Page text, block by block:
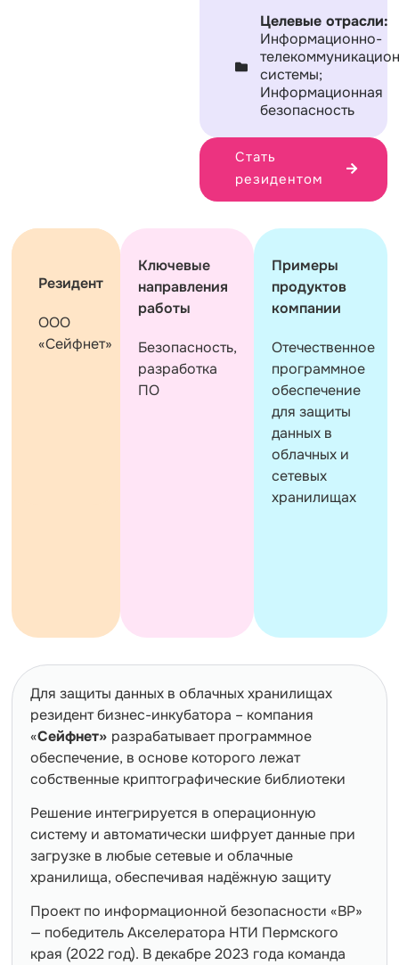
Целевые отрасли:
Информационно-
системы;
Информационная
безопасность
Стать
резидентом
Резидент
ООО
«Сейфнет»
Ключевые
направления
работы
Безопасность,
разработка
ПО
Примеры
продуктов
компании
Отечественное
программное
обеспечение
для защиты
данных в
облачных и
сетевых
хранилищах
Для защиты данных в облачных хранилищах
резидент бизнес-инкубатора – компания
«Сейфнет» разрабатывает программное
обеспечение, в основе которого лежат
собственные криптографические библиотеки
Решение интегрируется в операционную
систему и автоматически шифрует данные при
загрузке в любые сетевые и облачные
хранилища, обеспечивая надёжную защиту
Проект по информационной безопасности «ВР»
— победитель Акселератора НТИ Пермского
края (2022 год). В декабре 2023 года команда